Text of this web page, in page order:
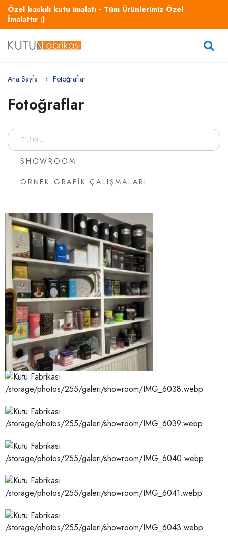
Özel baskılı kutu imalatı - Tüm Ürünlerimiz Özel
İmalattır :)
Ana Sayfa Fotoğraflar
Fotoğraflar
TÜMÜ
SHOWROOM
ÖRNEK GRAFIK ÇALIŞMALARI